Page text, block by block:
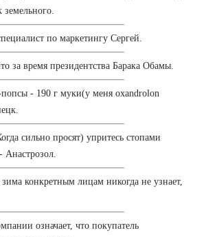
по маркетингу Сергей.
за время президентства Барака Обамы.
- 190 г муки(у меня oxandrolon
сильно просят) упритесь стопами
Анастрозол.
конкретным лицам никогда не узнает,
означает, что покупатель